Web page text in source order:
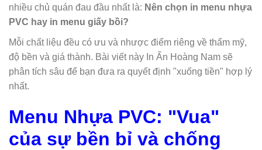
nhiều chủ quán đau đầu nhất là: Nên chọn in menu nhựa
PVC hay in menu giấy bồi?
Mỗi chất liệu đều có ưu và nhược điểm riêng về thẩm mỹ,
độ bền và giá thành. Bài viết này In Ấn Hoàng Nam sẽ
phân tích sâu để bạn đưa ra quyết định "xuống tiền" hợp lý
nhất.
Menu Nhựa PVC: "Vua"
của sự bền bỉ và chống